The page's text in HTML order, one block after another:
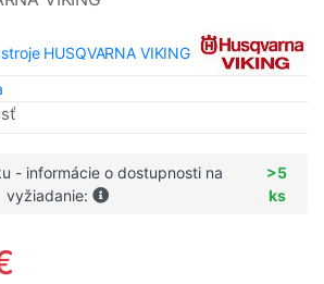
HUSQVARNA VIKING
- informácie o dostupnosti na
vyžiadanie:
>5
ks